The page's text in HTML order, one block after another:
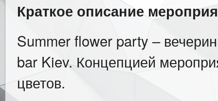
Краткое описание
Summer flower party –
bar Kiev. Концепцией
цветов.